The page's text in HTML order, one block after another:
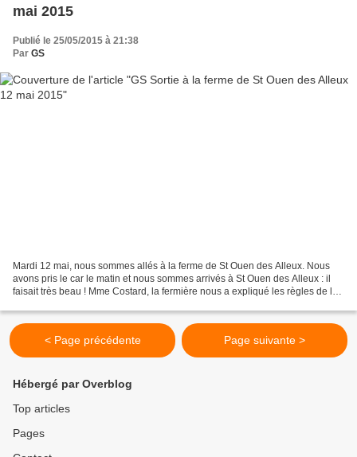
mai 2015
Publié le 25/05/2015 à 21:38
Par GS
Mardi 12 mai, nous sommes allés à la ferme de St Ouen des Alleux. Nous
avons pris le car le matin et nous sommes arrivés à St Ouen des Alleux : il
faisait très beau ! Mme Costard, la fermière nous a expliqué les règles de la
< Page précédente Page suivante >
Hébergé par Overblog
Top articles
Pages